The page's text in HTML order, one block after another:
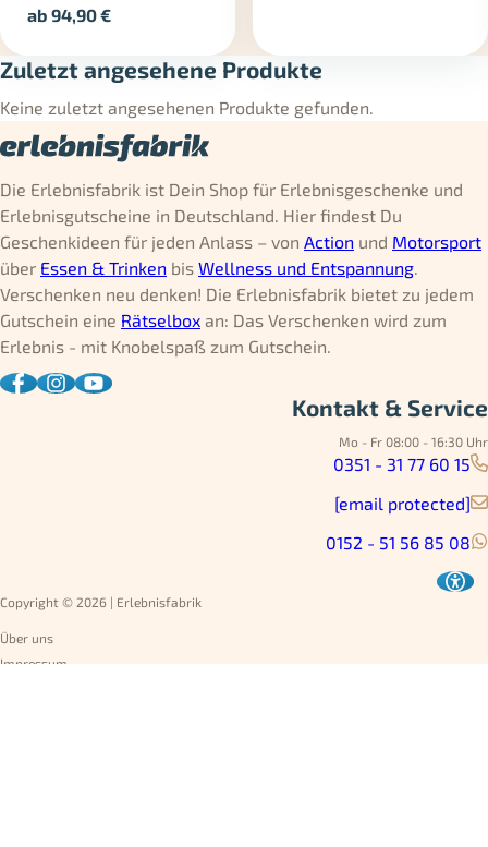
ab94,90€
Zuletzt angesehene Produkte
Keine zuletzt angesehenen Produkte gefunden.
Die Erlebnisfabrik ist Dein Shop für Erlebnisgeschenke und
Erlebnisgutscheine in Deutschland. Hier findest Du
Geschenkideen für jeden Anlass – von Action und Motorsport
über Essen & Trinken bis Wellness und Entspannung.
Verschenken neu denken! Die Erlebnisfabrik bietet zu jedem
Gutschein eine Rätselbox an: Das Verschenken wird zum
Erlebnis - mit Knobelspaß zum Gutschein.
Kontakt & Service
Mo - Fr 08:00 - 16:30 Uhr
0351 - 31 77 60 15
[email protected]
0152 - 51 56 85 08
Copyright © 2026 | Erlebnisfabrik
Über uns
Impressum